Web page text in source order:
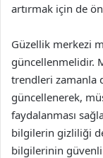
artırmak için de
Güzellik merkezi
güncellenmelidir.
trendleri zamanla
güncellenerek,
faydalanması
bilgilerin gizliliği
bilgilerinin güvenli